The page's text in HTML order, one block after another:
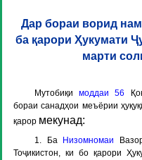
Дар бораи ворид
ба қарори Ҳукумати
марти
Мутобиқимоддаи 56
бораи санадҳои меъёрии
қарор мекунад:
1. Ба Низомномаи
Тоҷикистон, ки бо қарори